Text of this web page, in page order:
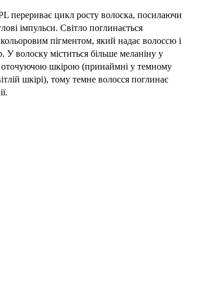
перериває цикл росту волоска, посилаючи
імпульси. Світло поглинається
пігментом, який надає волоссю і
У волоску міститься більше меланіну у
оточуючою шкірою (принаймні у темному
шкірі), тому темне волосся поглинає